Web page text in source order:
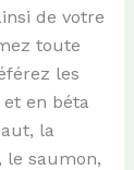
de votre
toute
les
en béta
la
le saumon,